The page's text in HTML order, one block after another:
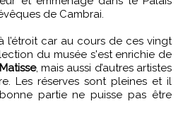
de Cambrai.
l’étroit car au cours de ces vingt
du musée s'est enrichie de
, mais aussi d’autres artistes
Les réserves sont pleines et il
partie ne puisse pas être